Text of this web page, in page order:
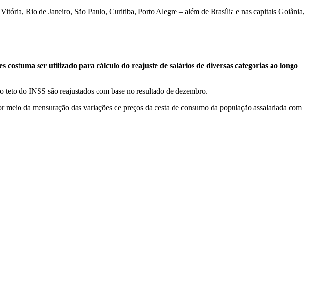
Rio de Janeiro, São Paulo, Curitiba, Porto Alegre – além de Brasília e nas capitais Goiânia,
ser utilizado para cálculo do reajuste de salários de diversas categorias ao longo
do INSS são reajustados com base no resultado de dezembro.
da mensuração das variações de preços da cesta de consumo da população assalariada com